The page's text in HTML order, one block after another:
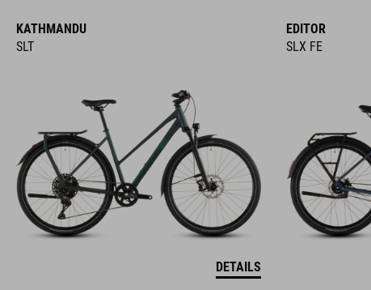
KATHMANDU
SLT
DETAILS
EDITOR
SLX FE